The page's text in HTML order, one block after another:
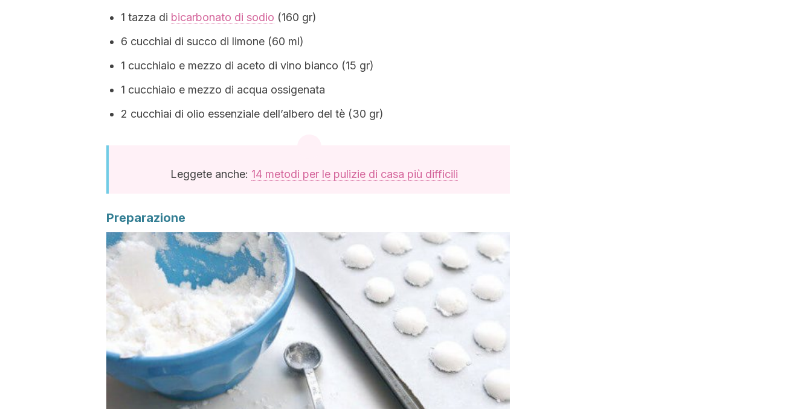
1 tazza di bicarbonato di sodio (160 gr)
6 cucchiai di succo di limone (60 ml)
1 cucchiaio e mezzo di aceto di vino bianco (15 gr)
1 cucchiaio e mezzo di acqua ossigenata
2 cucchiai di olio essenziale dell’albero del tè (30 gr)
Leggete anche: 14 metodi per le pulizie di casa più difficili
Preparazione